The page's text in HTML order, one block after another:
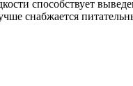
способствует
снабжается